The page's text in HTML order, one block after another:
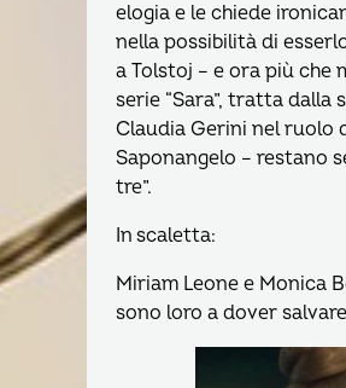
elogia e le chiede
nella possibilità di
a Tolstoj – e ora più che
serie “Sara”, tratta dalla
Claudia Gerini nel ruolo
Saponangelo – restano
tre”.
In scaletta:
Miriam Leone e Monica
sono loro a dover